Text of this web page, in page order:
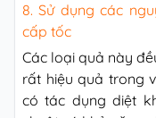
8. Sử dụng các
cấp tốc
Các loại quả này
rất hiệu quả trong
có tác dụng diệt